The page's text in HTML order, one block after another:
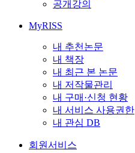
공개강의
MyRISS
내 추천논문
내 책장
내 최근 본 논문
내 저작물관리
내 구매·신청 현황
내 서비스 사용권한
내 관심 DB
회원서비스